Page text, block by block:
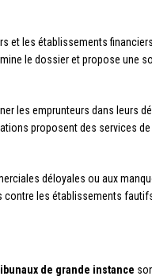
les établissements
le dossier et propose une
les emprunteurs dans leurs
proposent des services
déloyales ou aux
contre les établissements
de grande instance